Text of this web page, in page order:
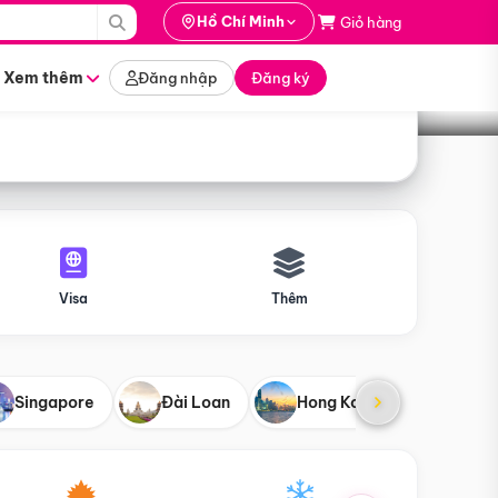
Hồ Chí Minh Giỏ hàng
Xem thêm Đăng nhập Đăng ký
Tìm tour
Visa Thêm
Singapore Đài Loan Hong Kong